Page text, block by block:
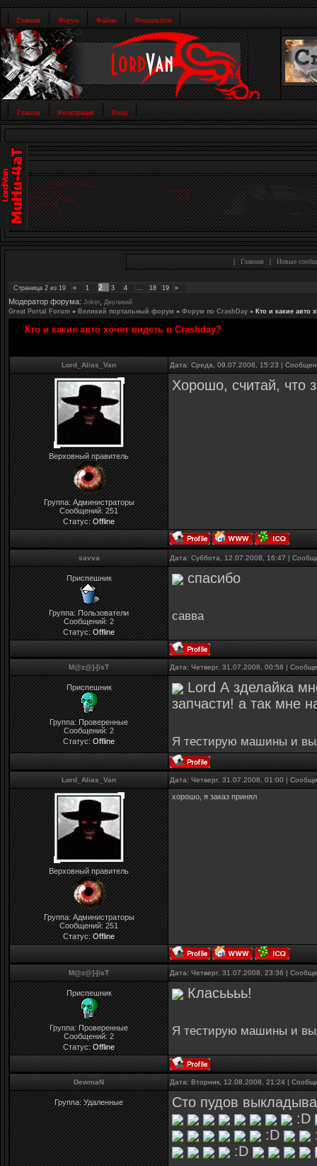
Главная Форум Файлы Фотоальбом
Главная Регистрация Вход
| Главная | Новые
Страница 2 из 19 « 1 2 3 4 … 18 19 »
Модератор форума: Joker Двуликий
Great Portal Forum » Великий портальный форум » Форум по CrashDay » Кто и какие авто
Кто и какие авто хочет видеть в Crashday?
Lord_Alias_Van Дата: Среда, 09.07.2008, 15:23 |
Верховный правитель
Группа: Администраторы
Сообщений:251
Статус:Offline
Хорошо, считай, что
savva Дата: Суббота, 12.07.2008, 16:47 |
Приспешник
Группа: Пользователи
Сообщений:2
Статус:Offline
спасибо
савва
M@z@]-[isT Дата: Четверг, 31.07.2008, 00:58 |
Приспешник
Группа: Проверенные
Сообщений:2
Статус:Offline
Lord А зделайка
запчасти! а так мне
Я тестирую машины и
Lord_Alias_Van Дата: Четверг, 31.07.2008, 01:00 |
Верховный правитель
Группа: Администраторы
Сообщений:251
Статус:Offline
хорошо, я заказ принял
M@z@]-[isT Дата: Четверг, 31.07.2008, 23:36 |
Приспешник
Группа: Проверенные
Сообщений:2
Статус:Offline
Класьььь!
Я тестирую машины и
DewmaN Дата: Вторник, 12.08.2008, 21:24 |
Группа: Удаленные
Сто пудов
:D
:D
:D